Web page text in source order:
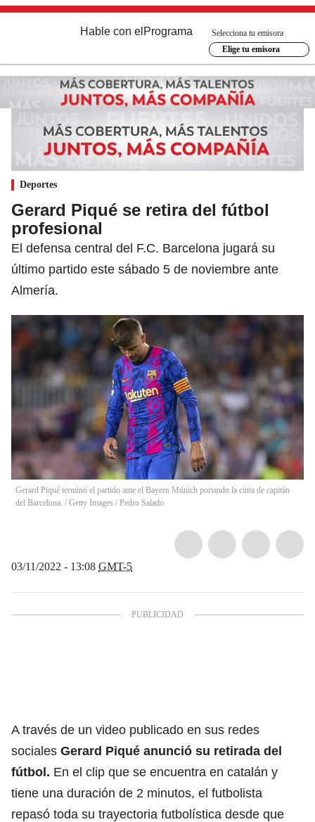
Hable con el Programa
Selecciona tu emisora
Elige tu emisora
Deportes
Gerard Piqué se retira del fútbol
profesional
El defensa central del F.C. Barcelona jugará su
último partido este sábado 5 de noviembre ante
Almería.
Gerard Piqué terminó el partido ante el Bayern Múnich portando la cinta de capitán
del Barcelona. / Getty Images / Pedro Salado
03/11/2022 - 13:08 GMT-5
A través de un video publicado en sus redes
sociales Gerard Piqué anunció su retirada del
fútbol. En el clip que se encuentra en catalán y
tiene una duración de 2 minutos, el futbolista
repasó toda su trayectoria futbolística desde que